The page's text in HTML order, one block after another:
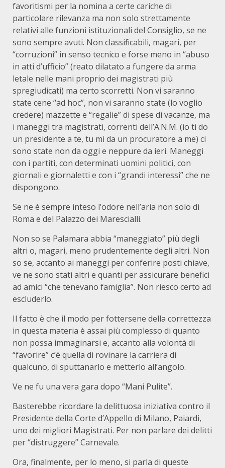
favoritismi per la nomina a certe cariche di
particolare rilevanza ma non solo strettamente
relativi alle funzioni istituzionali del Consiglio, se ne
sono sempre avuti. Non classificabili, magari, per
“corruzioni” in senso tecnico e forse meno in “abuso
in atti d’ufficio” (reato dilatato a fungere da arma
letale nelle mani proprio dei magistrati più
spregiudicati) ma certo scorretti. Non vi saranno
state cene “ad hoc”, non vi saranno state (lo voglio
credere) mazzette e “regalie” di spese di vacanze, ma
i maneggi tra magistrati, correnti dell’A.N.M. (io ti do
un presidente a te, tu mi da un procuratore a me) ci
sono state non da oggi e neppure da ieri. Maneggi
con i partiti, con determinati uomini politici, con
giornali e giornaletti e con i “grandi interessi” che ne
dispongono.
Se ne è sempre inteso l’odore nell’aria non solo di
Roma e del Palazzo dei Marescialli.
Non so se Palamara abbia “maneggiato” più degli
altri o, magari, meno prudentemente degli altri. Non
so se, accanto ai maneggi per conferire posti chiave,
ve ne sono stati altri e quanti per assicurare benefici
ad amici “che tenevano famiglia”. Non riesco certo ad
escluderlo.
Il fatto è che il modo per fottersene della correttezza
in questa materia è assai più complesso di quanto
non possa immaginarsi e, accanto alla volontà di
“favorire” c’è quella di rovinare la carriera di
qualcuno, di sputtanarlo e metterlo all’angolo.
Ve ne fu una vera gara dopo “Mani Pulite”.
Basterebbe ricordare la delittuosa iniziativa contro il
Presidente della Corte d’Appello di Milano, Paiardi,
uno dei migliori Magistrati. Per non parlare dei delitti
per “distruggere” Carnevale.
Ora, finalmente, per lo meno, si parla di queste